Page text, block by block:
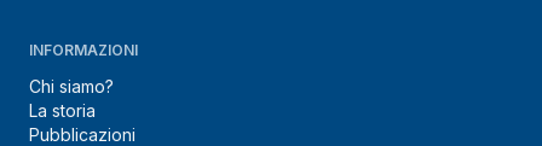
INFORMAZIONI
Chi siamo?
La storia
Pubblicazioni